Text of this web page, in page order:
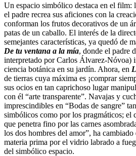
Un espacio simbólico destaca en el film:
el padre recrea sus aficiones con la
conforman los frutos decorativos de un
patas de un caballo. El interés de la
semejantes características, ya quedó de
De tu ventana a la mía, donde el padre
interpretado por Carlos Álvarez-Nóvoa)
ciencia botánica en su jardín. Ahora, en
de tierras cuya máxima es ¡comprar
sus ocios en tan caprichoso lugar
con él “arte transparente”. Navajas y
imprescindibles en “Bodas de sangre”
simbólicos como por los pragmáticos; el
que penetra fino por las carnes
los dos hombres del amor”, ha
materia prima por el vidrio labrado a
del simbólico espacio.